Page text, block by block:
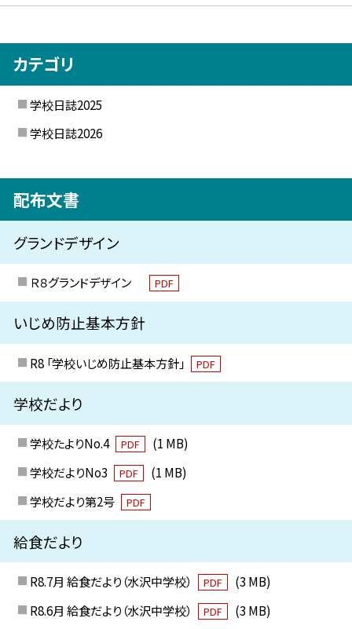
カテゴリ
学校日誌2025
学校日誌2026
配布文書
グランドデザイン
Ｒ８グランドデザイン PDF
いじめ防止基本方針
R8 「学校いじめ防止基本方針」 PDF
学校だより
学校たよりNo.4 PDF
(1 MB)
学校だよりNo3
PDF
(1 MB)
学校だより第2号
PDF
給食だより
R8.7月 給食だより（水沢中学校） PDF
(3 MB)
R8.6月 給食だより（水沢中学校）
PDF
(3 MB)